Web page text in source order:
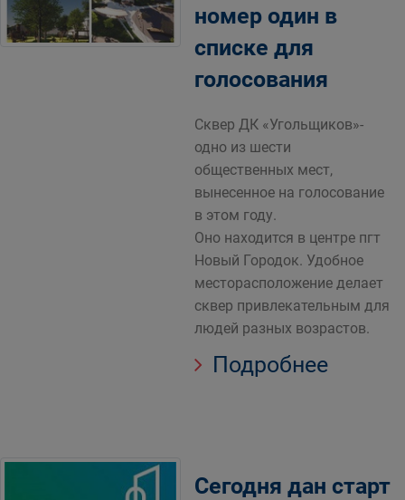
номер один в
списке для
голосования
Сквер ДК «Угольщиков»-
одно из шести
общественных мест,
вынесенное на голосование
в этом году.
Оно находится в центре пгт
Новый Городок. Удобное
месторасположение делает
сквер привлекательным для
людей разных возрастов.
Подробнее
Сегодня дан старт